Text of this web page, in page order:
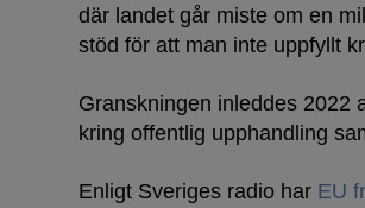
där landet går miste om en
stöd för att man inte uppfyllt
Granskningen inleddes 2022
kring offentlig upphandling
Enligt Sveriges radio har EU